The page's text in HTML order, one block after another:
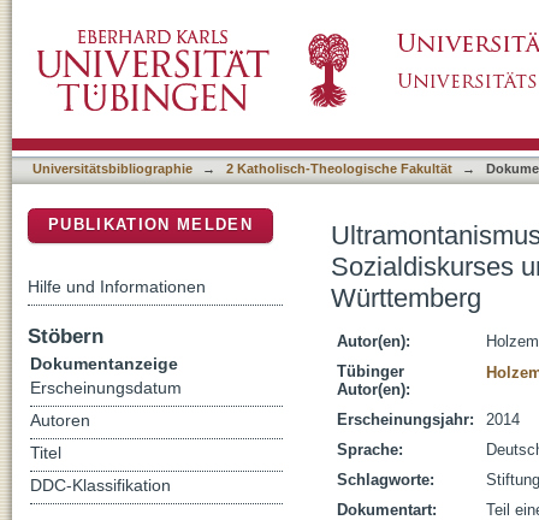
der "Stiftung Liebenau" in Württemberg
Universitätsbibliographie → 2 Katholisch-Theologische Fakultät →
Sozialdiskurses
Württemberg
Autor(en):
Tübinger
Autor(en):
Erscheinungsjahr:
2014
Sprache:
Schlagworte:
Dokumentart:
Teil
PUBLIKATION MELDEN
Hilfe und Informationen
Stöbern
Dokumentanzeige
Erscheinungsdatum
Autoren
Titel
DDC-Klassifikation